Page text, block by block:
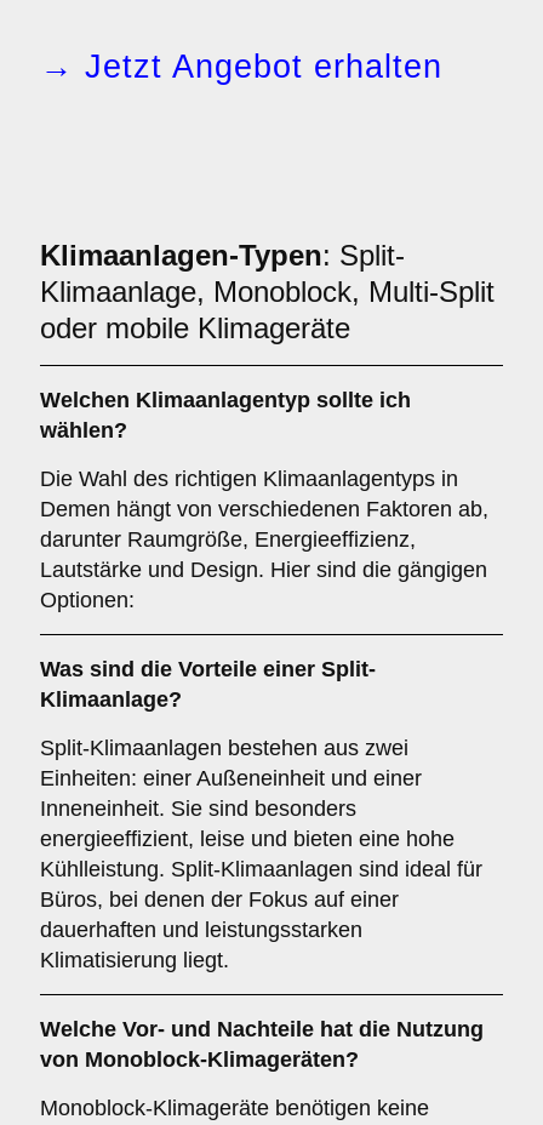
→ Jetzt Angebot erhalten
Klimaanlagen-Typen: Split-
Klimaanlage, Monoblock, Multi-Split
oder mobile Klimageräte
Welchen Klimaanlagentyp sollte ich
wählen?
Die Wahl des richtigen Klimaanlagentyps in
Demen hängt von verschiedenen Faktoren ab,
darunter Raumgröße, Energieeffizienz,
Lautstärke und Design. Hier sind die gängigen
Optionen:
Was sind die Vorteile einer Split-
Klimaanlage?
Split-Klimaanlagen bestehen aus zwei
Einheiten: einer Außeneinheit und einer
Inneneinheit. Sie sind besonders
energieeffizient, leise und bieten eine hohe
Kühlleistung. Split-Klimaanlagen sind ideal für
Büros, bei denen der Fokus auf einer
dauerhaften und leistungsstarken
Klimatisierung liegt.
Welche Vor- und Nachteile hat die Nutzung
von Monoblock-Klimageräten?
Monoblock-Klimageräte benötigen keine